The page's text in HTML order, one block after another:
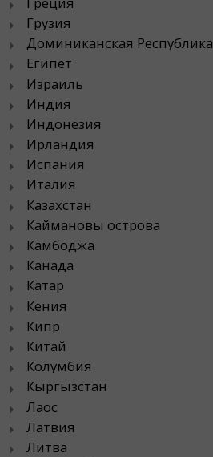
Грузия
Доминиканская Республика
Египет
Израиль
Индия
Индонезия
Ирландия
Испания
Италия
Казахстан
Каймановы острова
Камбоджа
Канада
Катар
Кения
Кипр
Китай
Колумбия
Кыргызстан
Лаос
Латвия
Литва